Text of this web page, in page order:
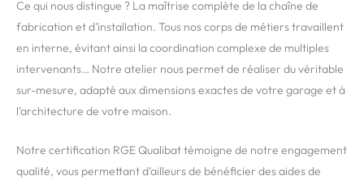
Ce qui nous distingue ? La maîtrise complète de la chaîne de
fabrication et d’installation. Tous nos corps de métiers travaillent
en interne, évitant ainsi la coordination complexe de multiples
intervenants… Notre atelier nous permet de réaliser du véritable
sur-mesure, adapté aux dimensions exactes de votre garage et à
l’architecture de votre maison.
Notre certification RGE Qualibat témoigne de notre engagement
qualité, vous permettant d’ailleurs de bénéficier des aides de